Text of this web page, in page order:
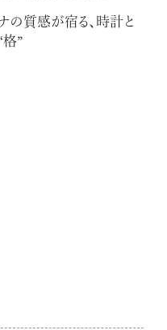
の質感が宿る、時計と
格”